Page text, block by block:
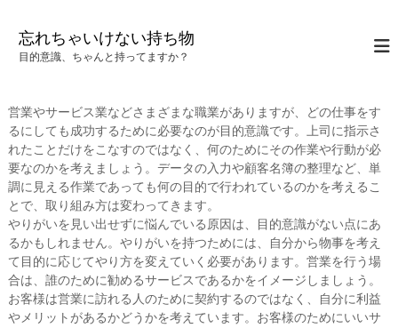
ス
キ
ッ
プ
忘れちゃいけない持ち物
目的意識、ちゃんと持ってますか？
営業やサービス業などさまざまな職業がありますが、どの仕事をす
るにしても成功するために必要なのが目的意識です。上司に指示さ
れたことだけをこなすのではなく、何のためにその作業や行動が必
要なのかを考えましょう。データの入力や顧客名簿の整理など、単
調に見える作業であっても何の目的で行われているのかを考えるこ
とで、取り組み方は変わってきます。
やりがいを見い出せずに悩んでいる原因は、目的意識がない点にあ
るかもしれません。やりがいを持つためには、自分から物事を考え
て目的に応じてやり方を変えていく必要があります。営業を行う場
合は、誰のために勧めるサービスであるかをイメージしましょう。
お客様は営業に訪れる人のために契約するのではなく、自分に利益
やメリットがあるかどうかを考えています。お客様のためにいいサ